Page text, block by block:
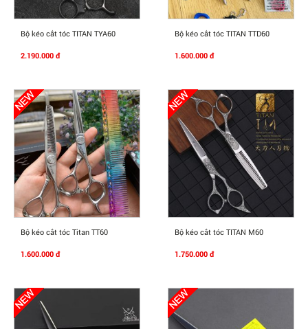
Mua Ngay
Bộ kéo cắt tóc TITAN TYA60
2.190.000 đ
Mua Ngay
Bộ kéo cắt tóc TITAN TTD60
1.600.000 đ
Mua Ngay
Bộ kéo cắt tóc Titan TT60
1.600.000 đ
Mua Ngay
Bộ kéo cắt tóc TITAN M60
1.750.000 đ